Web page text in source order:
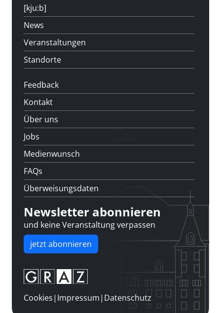
[kju:b]
News
Veranstaltungen
Standorte
Feedback
Kontakt
Über uns
Jobs
Medienwunsch
FAQs
Überweisungsdaten
Newsletter abonnieren
und keine Veranstaltung verpassen
jetzt abonnieren
Cookies| Impressum| Datenschutz